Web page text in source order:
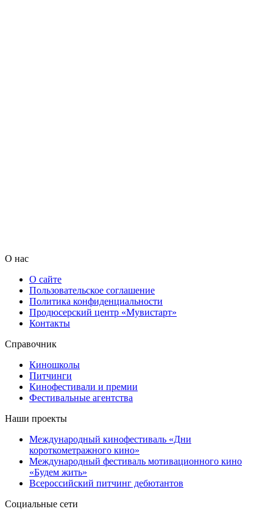
О нас
О сайте
Пользовательское соглашение
Политика конфиденциальности
Продюсерский центр «Мувистарт»
Контакты
Справочник
Киношколы
Питчинги
Кинофестивали и премии
Фестивальные агентства
Наши проекты
Международный кинофестиваль «Дни
короткометражного кино»
Международный фестиваль мотивационного кино
«Будем жить»
Всероссийский питчинг дебютантов
Социальные сети